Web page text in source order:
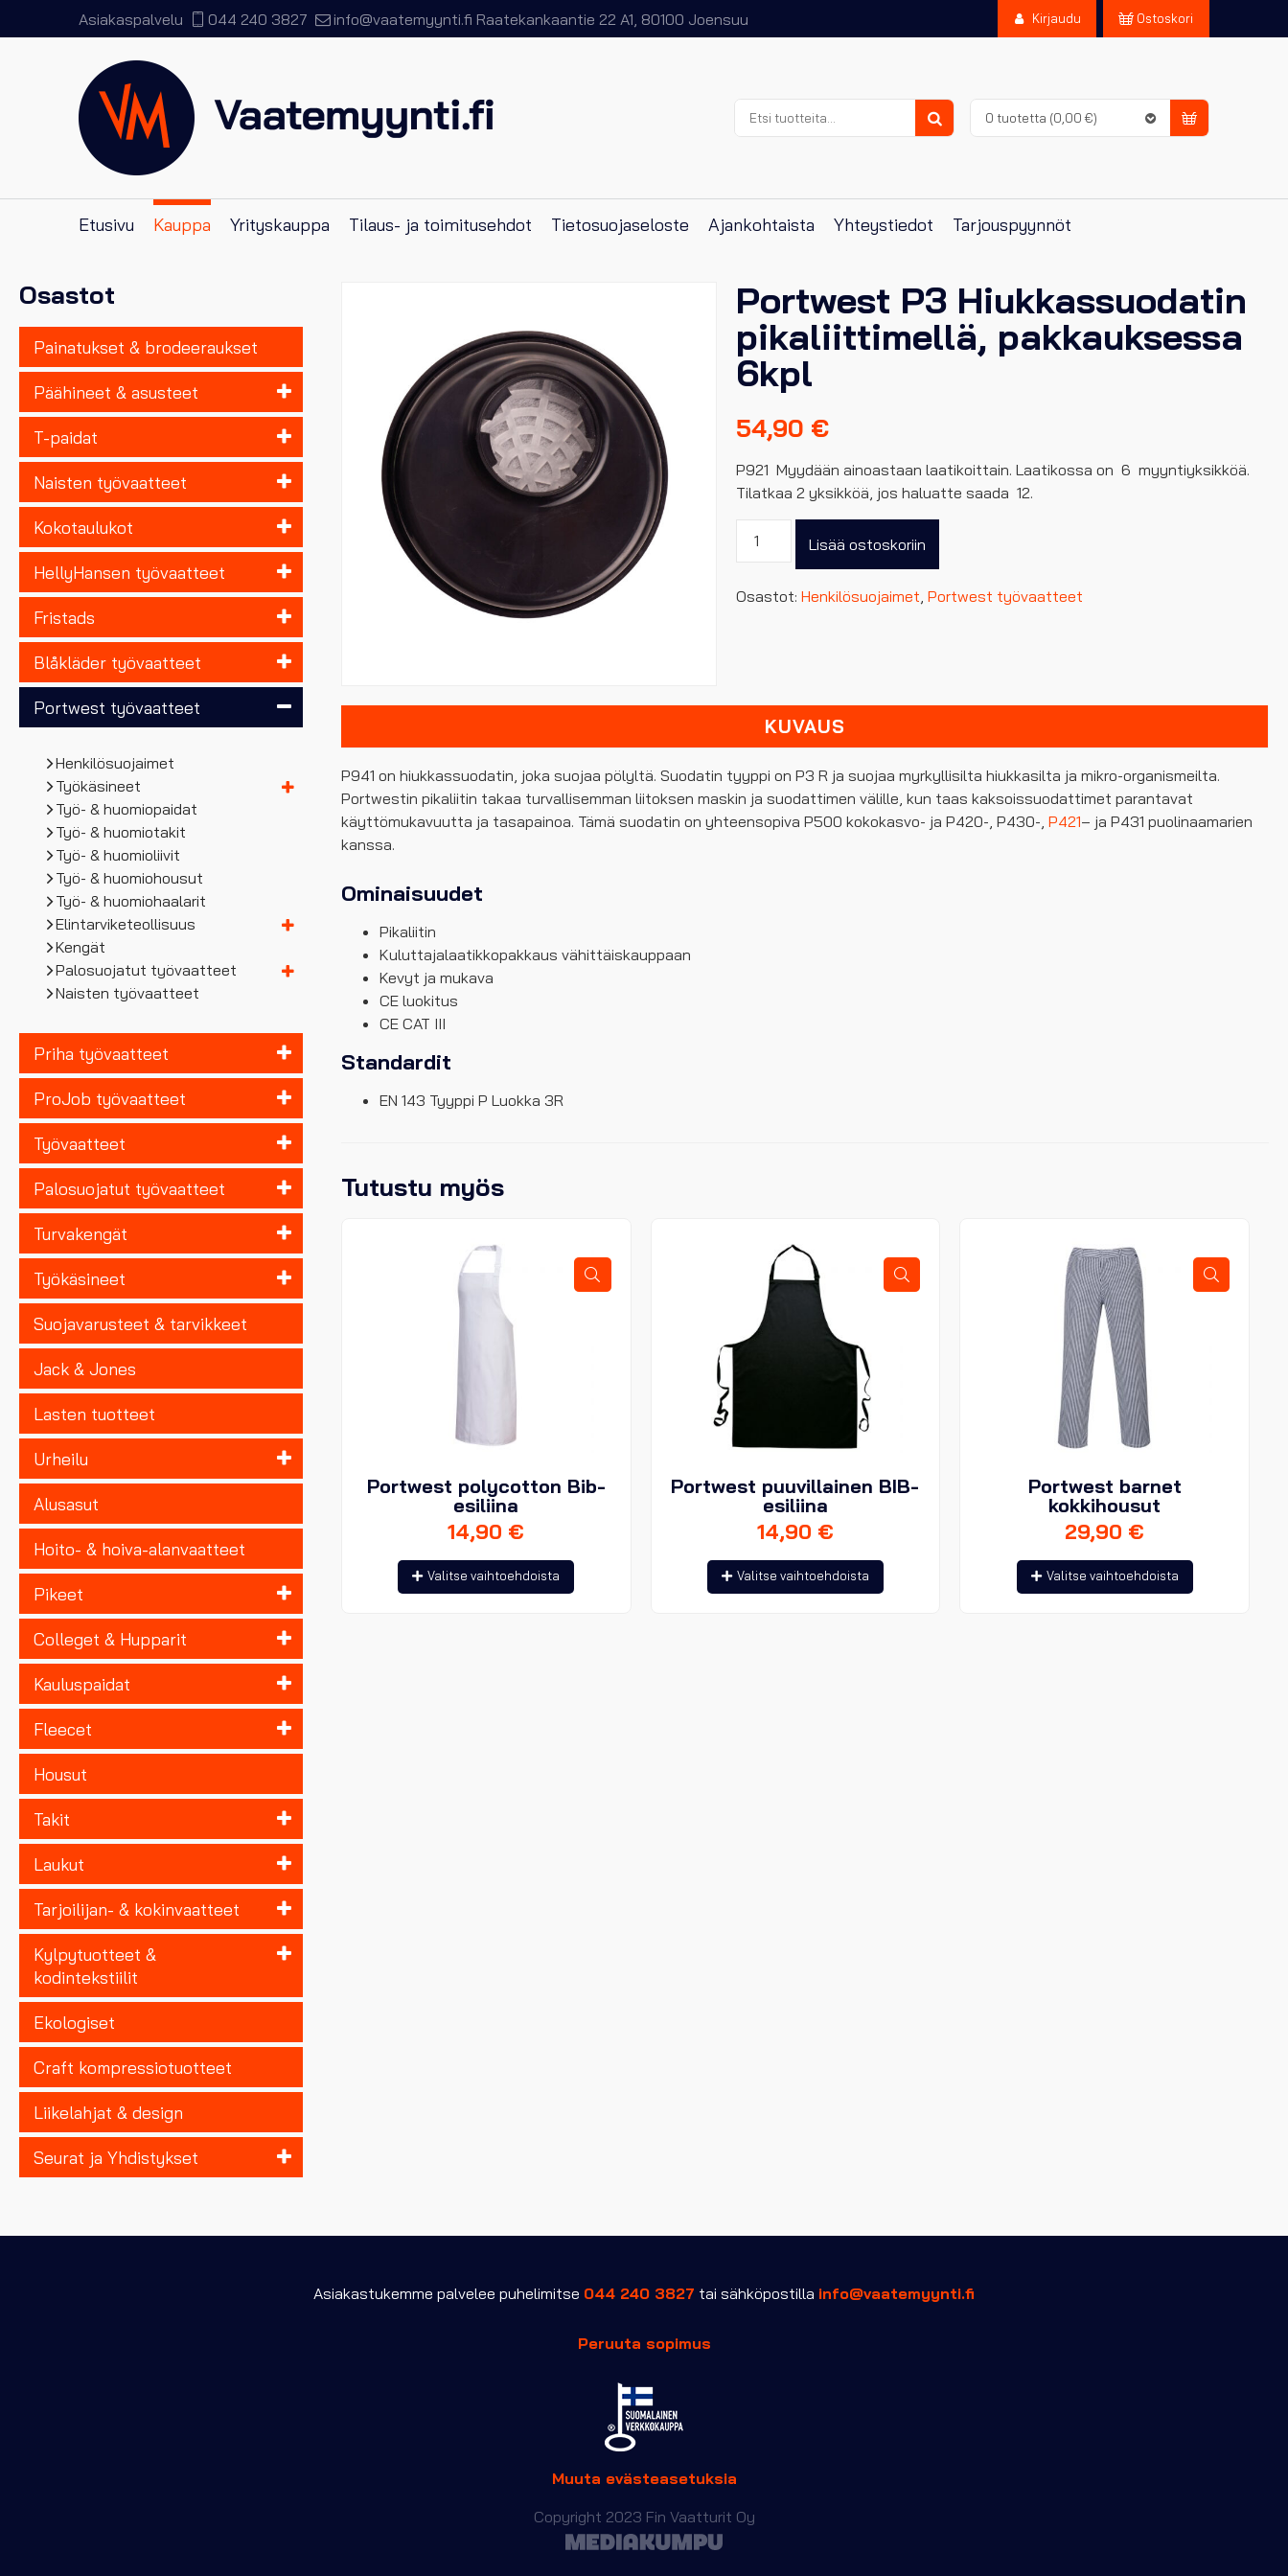
Asiakaspalvelu 044 240 3827 info@vaatemyynti.fi Raatekankaantie 22 A1, 80100 Joensuu Kirjaudu Ostoskori
0 tuotetta (0,00 €)
Etsi:
Etusivu Kauppa Yrityskauppa Tilaus- ja toimitusehdot Tietosuojaseloste Ajankohtaista Yhteystiedot Tarjouspyynnöt
Osastot
Painatukset & brodeeraukset
Päähineet & asusteet
T-paidat
Naisten työvaatteet
Kokotaulukot
HellyHansen työvaatteet
Fristads
Blåkläder työvaatteet
Portwest työvaatteet
Henkilösuojaimet
Työkäsineet
Työ- & huomiopaidat
Työ- & huomiotakit
Työ- & huomioliivit
Työ- & huomiohousut
Työ- & huomiohaalarit
Elintarviketeollisuus
Kengät
Palosuojatut työvaatteet
Naisten työvaatteet
Priha työvaatteet
ProJob työvaatteet
Työvaatteet
Palosuojatut työvaatteet
Turvakengät
Työkäsineet
Suojavarusteet & tarvikkeet
Jack & Jones
Lasten tuotteet
Urheilu
Alusasut
Hoito- & hoiva-alanvaatteet
Pikeet
Colleget & Hupparit
Kauluspaidat
Fleecet
Housut
Takit
Laukut
Tarjoilijan- & kokinvaatteet
Kylpytuotteet &
kodintekstiilit
Ekologiset
Craft kompressiotuotteet
Liikelahjat & design
Seurat ja Yhdistykset
Portwest P3 Hiukkassuodatin
pikaliittimellä, pakkauksessa
6kpl
54,90 €
P921 Myydään ainoastaan laatikoittain. Laatikossa on 6 myyntiyksikköä.
Tilatkaa 2 yksikköä, jos haluatte saada 12.
pikaliittimellä,
Lisää ostoskoriin
Osastot: Henkilösuojaimet Portwest työvaatteet
KUVAUS
P941 on hiukkassuodatin, joka suojaa pölyltä. Suodatin tyyppi on P3 R ja suojaa myrkyllisilta hiukkasilta ja mikro-organismeilta.
Portwestin pikaliitin takaa turvallisemman liitoksen maskin ja suodattimen välille, kun taas kaksoissuodattimet parantavat
käyttömukavuutta ja tasapainoa. Tämä suodatin on yhteensopiva P500 kokokasvo- ja P420-, P430-, P421– ja P431 puolinaamarien
kanssa.
Ominaisuudet
Pikaliitin
Kuluttajalaatikkopakkaus vähittäiskauppaan
Kevyt ja mukava
CE luokitus
CE CAT III
Standardit
EN 143 Tyyppi P Luokka 3R
Tutustu myös
Portwest polycotton Bib-
esiliina
14,90 €
Valitse vaihtoehdoista
tuotteella
Portwest puuvillainen BIB-
esiliina
14,90 €
Valitse vaihtoehdoista
tuotteella
Portwest barnet
kokkihousut
29,90 €
Valitse vaihtoehdoista
tuotteella
Asiakastukemme palvelee puhelimitse 044 240 3827 tai sähköpostilla info@vaatemyynti.fi
Peruuta sopimus
Muuta evästeasetuksia
Copyright 2023 Fin Vaatturit Oy